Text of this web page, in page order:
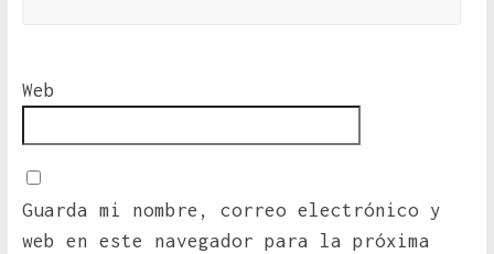
Web
Guarda mi nombre, correo electrónico y
web en este navegador para la próxima